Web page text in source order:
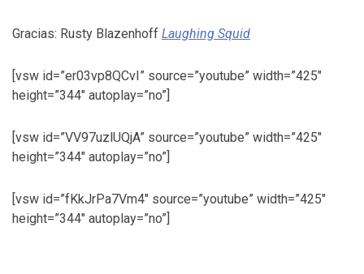
Gracias: Rusty Blazenhoff Laughing Squid
[vsw id=”er03vp8QCvI” source=”youtube” width=”425″
height=”344″ autoplay=”no”]
[vsw id=”VV97uzlUQjA” source=”youtube” width=”425″
height=”344″ autoplay=”no”]
[vsw id=”fKkJrPa7Vm4″ source=”youtube” width=”425″
height=”344″ autoplay=”no”]